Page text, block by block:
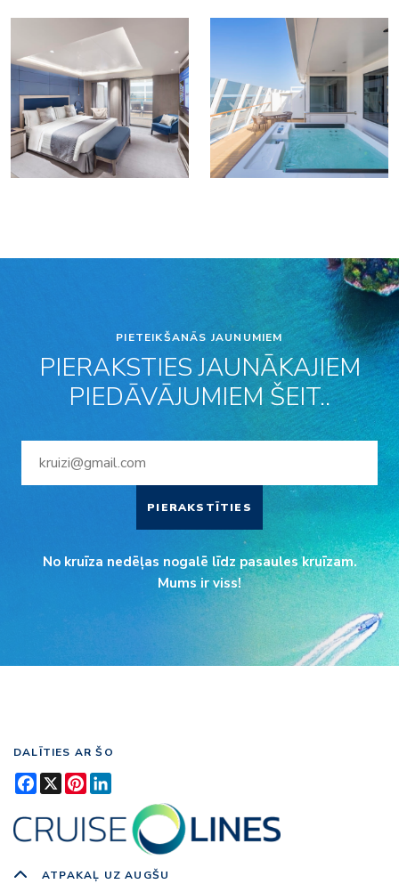
PIETEIKŠANĀS JAUNUMIEM
PIERAKSTIES JAUNĀKAJIEM
PIEDĀVĀJUMIEM ŠEIT..
PIERAKSTĪTIES
No kruīza nedēļas nogalē līdz pasaules kruīzam.
Mums ir viss!
DALĪTIES AR ŠO
Facebook
X Pinterest
ATPAKAĻ UZ AUGŠU